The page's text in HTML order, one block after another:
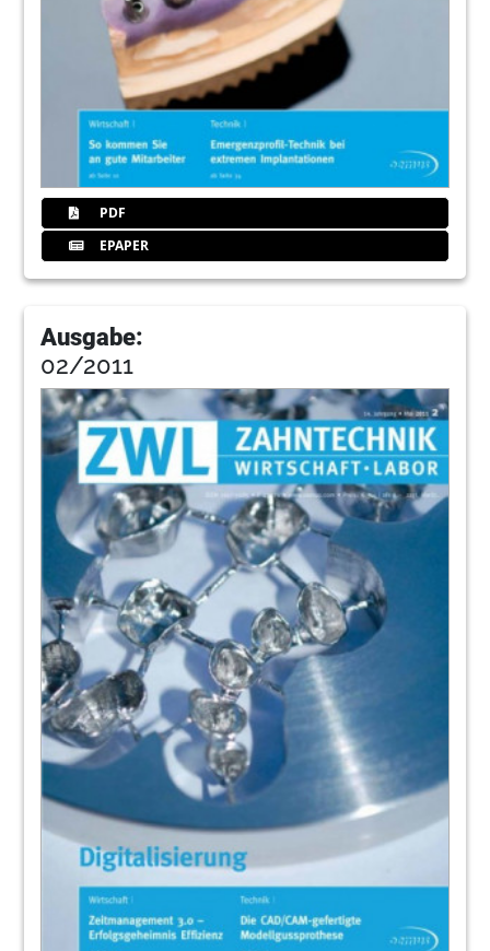
PDF
EPAPER
Ausgabe:
02/2011